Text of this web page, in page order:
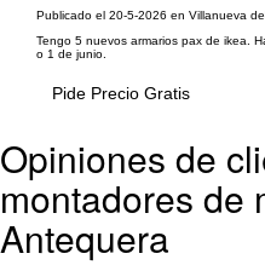
Publicado el 20-5-2026 en Villanueva
Tengo 5 nuevos armarios pax de ikea.
o 1 de junio.
Pide Precio Gratis
Opiniones de
montadores de
Antequera